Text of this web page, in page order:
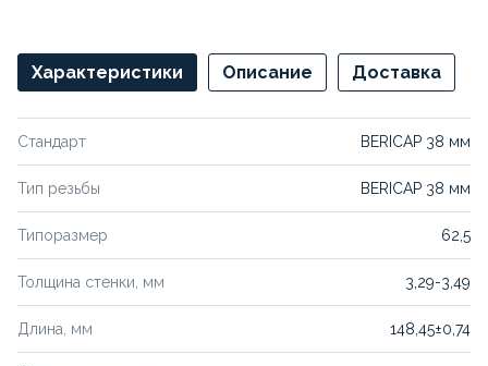
Характеристики Описание Доставка
Стандарт BERICAP 38 мм
Тип резьбы BERICAP 38 мм
Типоразмер 62,5
Толщина стенки, мм 3,29-3,49
Длина, мм 148,45±0,74